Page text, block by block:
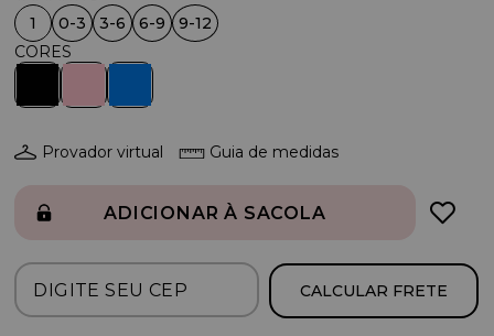
1 0-3 3-6 6-9 9-12
Provador virtual Guia de medidas
ADICIONAR À SACOLA
CALCULAR FRETE